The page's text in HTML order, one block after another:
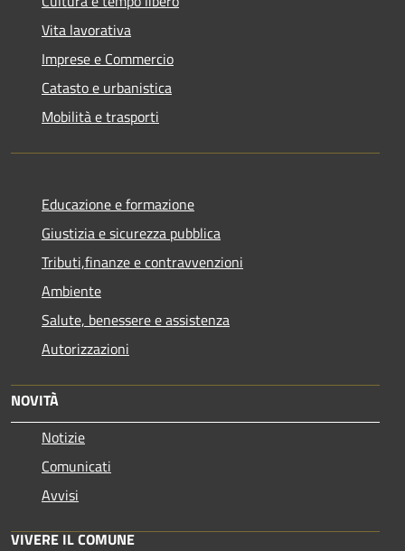
Vita lavorativa
Imprese e Commercio
Catasto e urbanistica
Mobilità e trasporti
Educazione e formazione
Giustizia e sicurezza pubblica
Tributi,finanze e contravvenzioni
Ambiente
Salute, benessere e assistenza
Autorizzazioni
NOVITÀ
Notizie
Comunicati
Avvisi
VIVERE IL COMUNE